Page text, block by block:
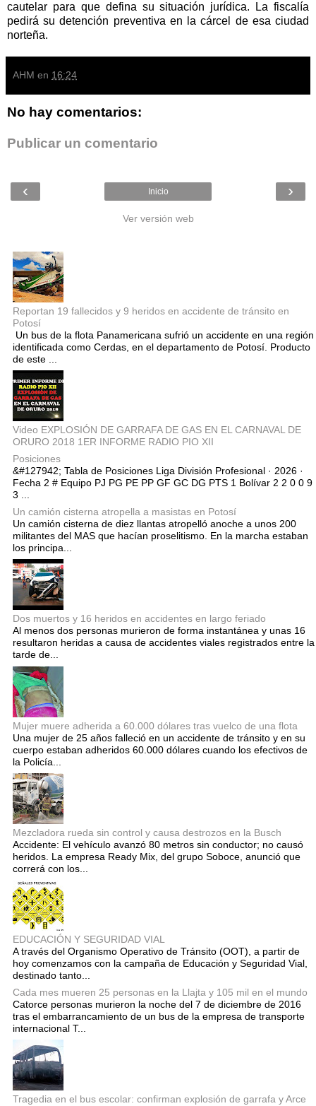
cautelar para que defina su situación jurídica. La fiscalía
pedirá su detención preventiva en la cárcel de esa ciudad
norteña.
AHM en 16:24
No hay comentarios:
Publicar un comentario
‹ ›
Inicio
Ver versión web
Reportan 19 fallecidos y 9 heridos en accidente de tránsito en
Potosí
Un bus de la flota Panamericana sufrió un accidente en una región
identificada como Cerdas, en el departamento de Potosí. Producto
de este ...
Video EXPLOSIÓN DE GARRAFA DE GAS EN EL CARNAVAL DE
ORURO 2018 1ER INFORME RADIO PIO XII
Posiciones
&#127942; Tabla de Posiciones Liga División Profesional · 2026 ·
Fecha 2 # Equipo PJ PG PE PP GF GC DG PTS 1 Bolívar 2 2 0 0 9
3 ...
Un camión cisterna atropella a masistas en Potosí
Un camión cisterna de diez llantas atropelló anoche a unos 200
militantes del MAS que hacían proselitismo. En la marcha estaban
los principa...
Dos muertos y 16 heridos en accidentes en largo feriado
Al menos dos personas murieron de forma instantánea y unas 16
resultaron heridas a causa de accidentes viales registrados entre la
tarde de...
Mujer muere adherida a 60.000 dólares tras vuelco de una flota
Una mujer de 25 años falleció en un accidente de tránsito y en su
cuerpo estaban adheridos 60.000 dólares cuando los efectivos de
la Policía...
Mezcladora rueda sin control y causa destrozos en la Busch
Accidente: El vehículo avanzó 80 metros sin conductor; no causó
heridos. La empresa Ready Mix, del grupo Soboce, anunció que
correrá con los...
EDUCACIÓN Y SEGURIDAD VIAL
A través del Organismo Operativo de Tránsito (OOT), a partir de
hoy comenzamos con la campaña de Educación y Seguridad Vial,
destinado tanto...
Cada mes mueren 25 personas en la Llajta y 105 mil en el mundo
Catorce personas murieron la noche del 7 de diciembre de 2016
tras el embarrancamiento de un bus de la empresa de transporte
internacional T...
Tragedia en el bus escolar: confirman explosión de garrafa y Arce